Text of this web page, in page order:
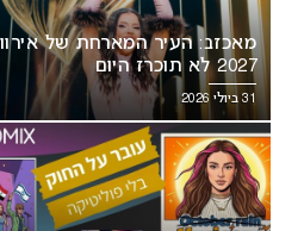
מאכזב: העיר המארחת של
2027 לא תוכרז היום
31 ביולי 2026